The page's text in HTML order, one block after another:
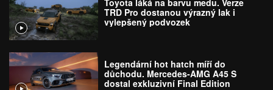
Toyota láká na barvu medu. Verze
TRD Pro dostanou výrazný lak i
vylepšený podvozek
Legendární hot hatch míří do
důchodu. Mercedes-AMG A45 S
dostal exkluzivní Final Edition